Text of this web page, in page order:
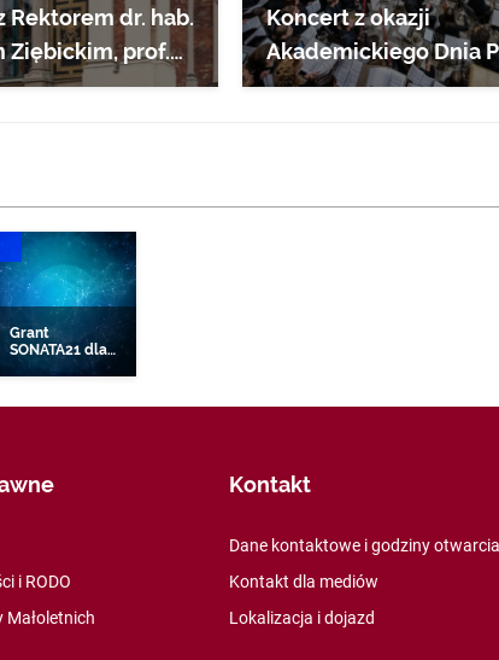
Rektorem dr. hab.
Ziębickim, prof.
Koncert z okazji
Akademickiego Dnia
„Requiem aeternam”
DONIESIENIA NAUKOWE
Grant
SONATA21 dla
pracownika
i RODO
Kontakt
Dane kontaktowe i godziny otwarcia
Kontakt dla mediów
Lokalizacja i dojazd